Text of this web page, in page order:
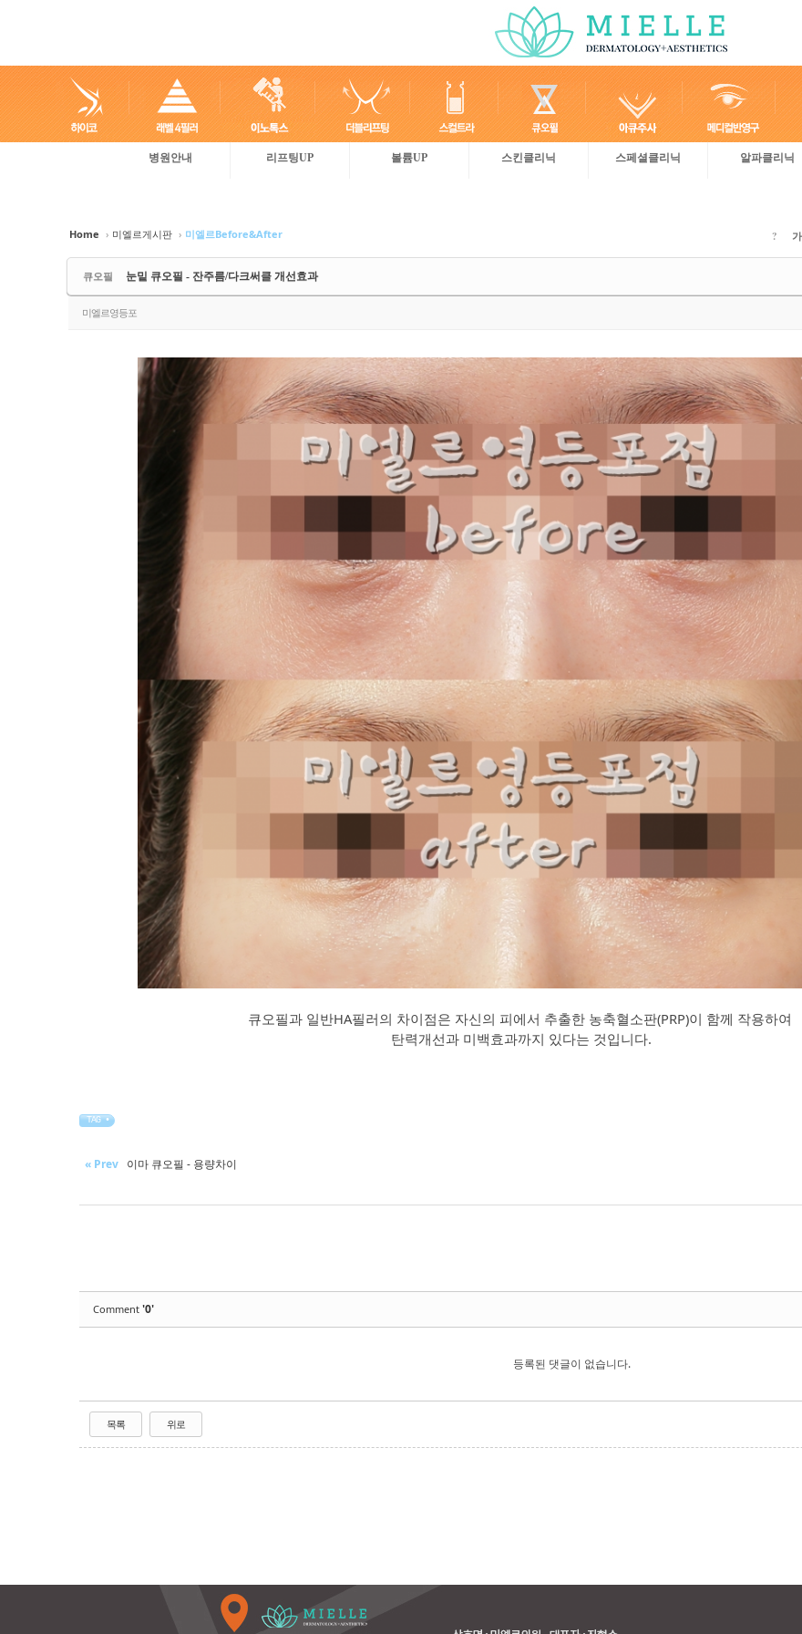
병원안내 리프팅UP 볼륨UP 스킨클리닉 스페셜클리닉 알파클리닉
Home › 미엘르게시판 › 미엘르Before&After ? 가
큐오필 눈밑 큐오필 - 잔주름/다크써클 개선효과
미엘르영등포
큐오필과 일반HA필러의 차이점은 자신의 피에서 추출한 농축혈소판(PRP)이 함께 작용하여
탄력개선과 미백효과까지 있다는 것입니다.
TAG •
« Prev 이마 큐오필 - 용량차이
Comment '0'
등록된 댓글이 없습니다.
목록 위로
Sketchbook5, 스케치북5
Sketchbook5, 스케치북5
Sketchbook5, 스케치북5
Sketchbook5, 스케치북5